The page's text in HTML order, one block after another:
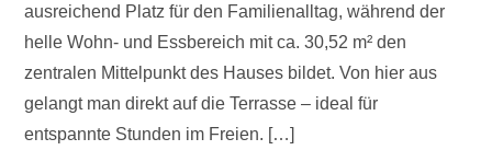
ausreichend Platz für den Familienalltag, während der
helle Wohn- und Essbereich mit ca. 30,52 m² den
zentralen Mittelpunkt des Hauses bildet. Von hier aus
gelangt man direkt auf die Terrasse – ideal für
entspannte Stunden im Freien. […]